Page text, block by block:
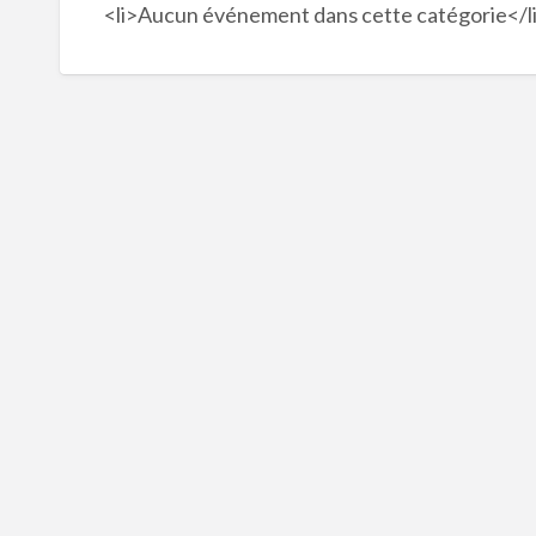
<li>Aucun événement dans cette catégorie</